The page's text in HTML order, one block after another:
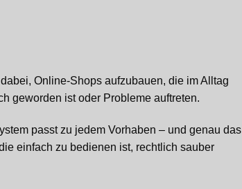
Online-Shops aufzubauen, die im Alltag
geworden ist oder Probleme auftreten.
passt zu jedem Vorhaben – und genau das
einfach zu bedienen ist, rechtlich sauber